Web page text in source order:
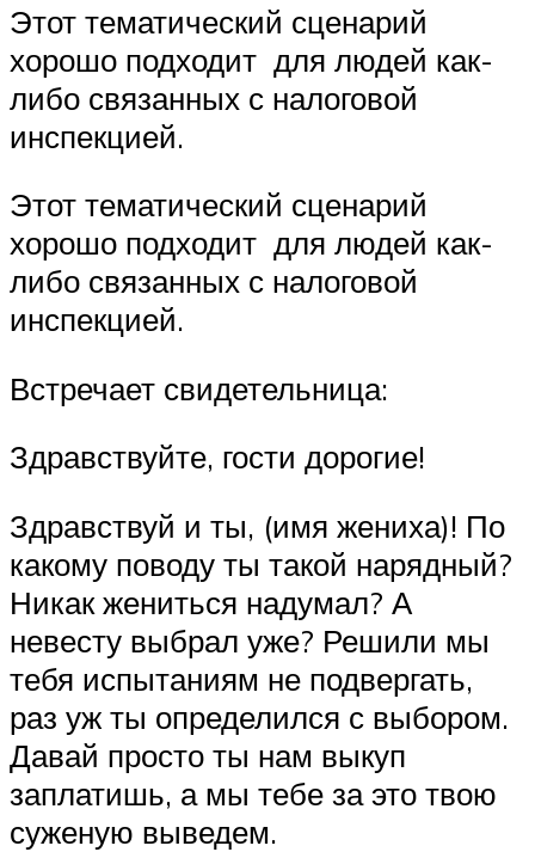
Этот тематический сценарий
хорошо подходит для людей как-
либо связанных с налоговой
инспекцией.
Этот тематический сценарий
хорошо подходит для людей как-
либо связанных с налоговой
инспекцией.
Встречает свидетельница:
Здравствуйте, гости дорогие!
Здравствуй и ты, (имя жениха)! По
какому поводу ты такой нарядный?
Никак жениться надумал? А
невесту выбрал уже? Решили мы
тебя испытаниям не подвергать,
раз уж ты определился с выбором.
Давай просто ты нам выкуп
заплатишь, а мы тебе за это твою
суженую выведем.